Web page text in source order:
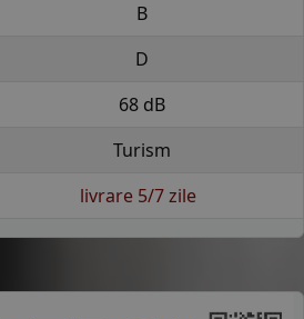
B
D
68 dB
Turism
livrare 5/7 zile